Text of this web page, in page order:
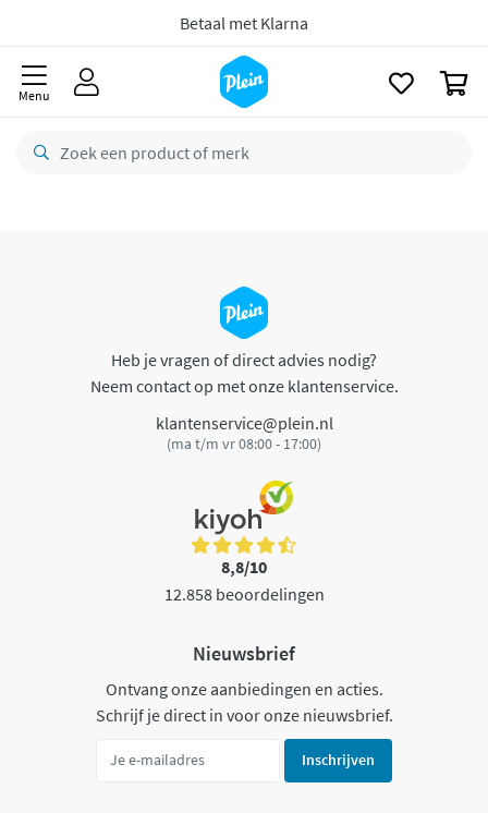
Betaal met Klarna
Menu
Heb je vragen of direct advies nodig?
Neem contact op met onze klantenservice.
klantenservice@plein.nl
(ma t/m vr 08:00 - 17:00)
8,8/10
12.858 beoordelingen
Nieuwsbrief
Ontvang onze aanbiedingen en acties.
Schrijf je direct in voor onze nieuwsbrief.
Inschrijven